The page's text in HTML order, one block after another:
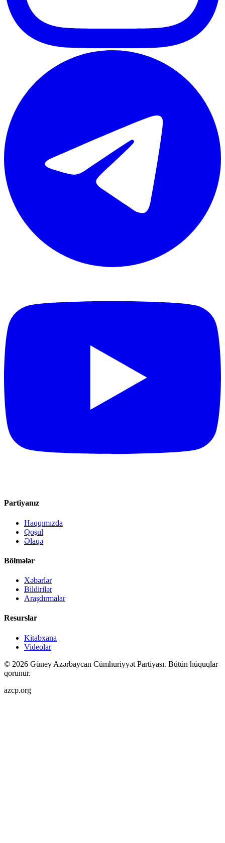
Partiyanız
Haqqımızda
Qoşul
Əlaqə
Bölmələr
Xəbərlər
Bildirilər
Araşdırmalar
Resurslar
Kitabxana
Videolar
© 2026 Güney Azərbaycan Cümhuriyyət Partiyası. Bütün hüquqlar
qorunur.
azcp.org